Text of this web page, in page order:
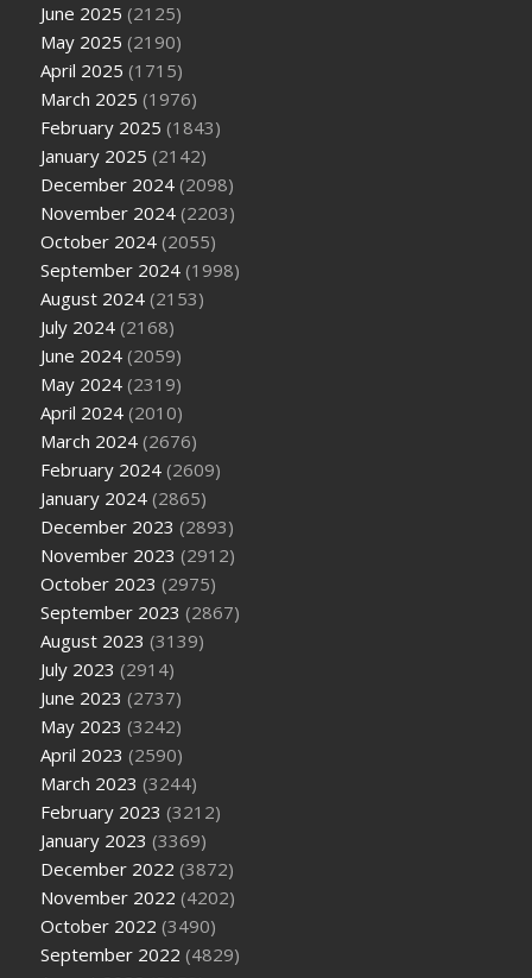
June 2025 (2125)
May 2025 (2190)
April 2025 (1715)
March 2025 (1976)
February 2025 (1843)
January 2025 (2142)
December 2024 (2098)
November 2024 (2203)
October 2024 (2055)
September 2024 (1998)
August 2024 (2153)
July 2024 (2168)
June 2024 (2059)
May 2024 (2319)
April 2024 (2010)
March 2024 (2676)
February 2024 (2609)
January 2024 (2865)
December 2023 (2893)
November 2023 (2912)
October 2023 (2975)
September 2023 (2867)
August 2023 (3139)
July 2023 (2914)
June 2023 (2737)
May 2023 (3242)
April 2023 (2590)
March 2023 (3244)
February 2023 (3212)
January 2023 (3369)
December 2022 (3872)
November 2022 (4202)
October 2022 (3490)
September 2022 (4829)